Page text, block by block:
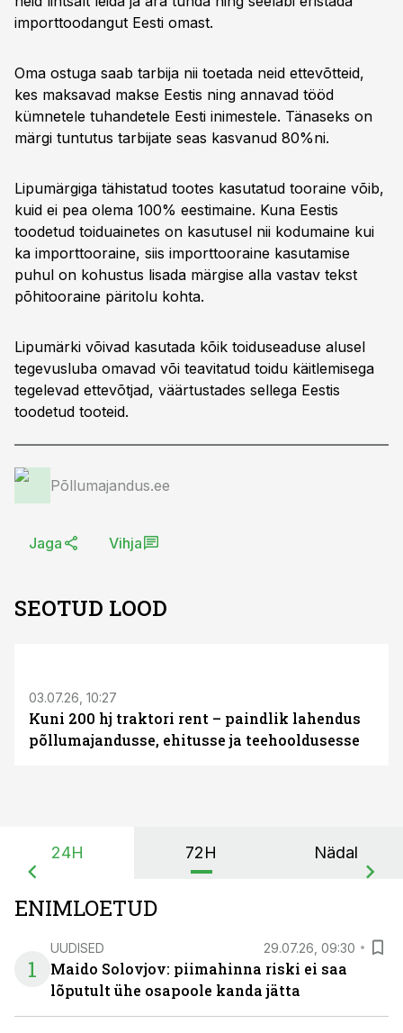
importtoodangut Eesti omast.
Oma ostuga saab tarbija nii toetada neid ettevõtteid,
kes maksavad makse Eestis ning annavad tööd
kümnetele tuhandetele Eesti inimestele. Tänaseks on
märgi tuntutus tarbijate seas kasvanud 80%ni.
Lipumärgiga tähistatud tootes kasutatud tooraine võib,
kuid ei pea olema 100% eestimaine. Kuna Eestis
toodetud toiduainetes on kasutusel nii kodumaine kui
ka importtooraine, siis importtooraine kasutamise
puhul on kohustus lisada märgise alla vastav tekst
põhitooraine päritolu kohta.
Lipumärki võivad kasutada kõik toiduseaduse alusel
tegevusluba omavad või teavitatud toidu käitlemisega
tegelevad ettevõtjad, väärtustades sellega Eestis
toodetud tooteid.
Põllumajandus.ee
Jaga Vihja
SEOTUD LOOD
03.07.26, 10:27
Kuni 200 hj traktori rent – paindlik lahendus
põllumajandusse, ehitusse ja teehooldusesse
24H 72H Nädal
ENIMLOETUD
1
UUDISED 29.07.26, 09:30
Maido Solovjov: piimahinna riski ei saa
lõputult ühe osapoole kanda jätta